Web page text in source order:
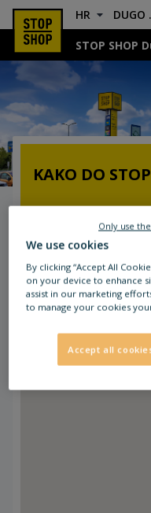
HR DUGO
STOP SHOP
Lokacija & Upute
KAKO DO
preporoda 70,
povezan s okolnim
We use cookies
By clicking “Accept All
on your device to enhance
assist in our marketing
to manage your cookies
Accept all
Only use